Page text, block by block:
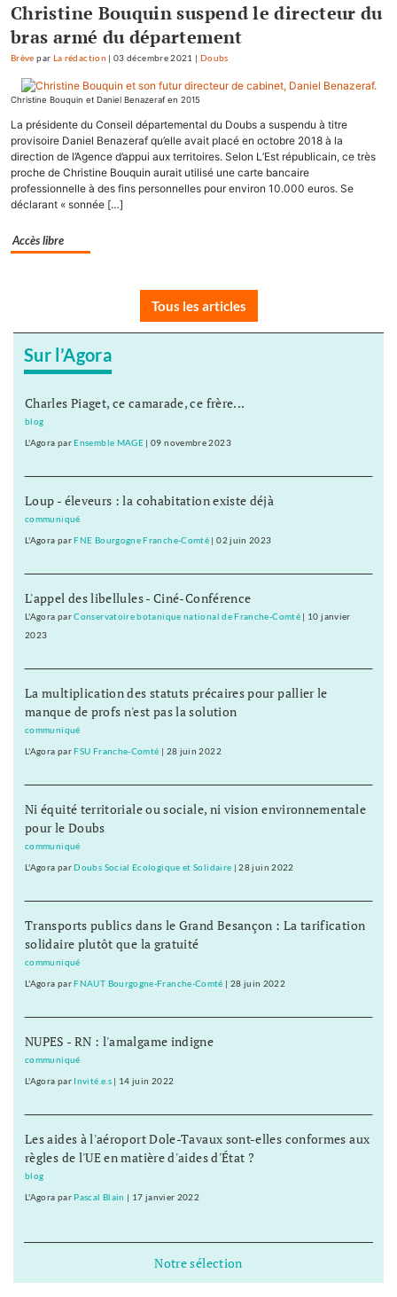
Christine Bouquin suspend le directeur du
bras armé du département
Brève par La rédaction |03 décembre 2021 | Doubs
Christine Bouquin et Daniel Benazeraf en 2015
La présidente du Conseil départemental du Doubs a suspendu à titre
provisoire Daniel Benazeraf qu’elle avait placé en octobre 2018 à la
direction de l’Agence d’appui aux territoires. Selon L’Est républicain, ce très
proche de Christine Bouquin aurait utilisé une carte bancaire
professionnelle à des fins personnelles pour environ 10.000 euros. Se
déclarant « sonnée […]
Accès libre
Tous les articles
Sur l’Agora
Charles Piaget, ce camarade, ce frère...
blog
L'Agora par Ensemble MAGE |09 novembre 2023
Loup - éleveurs : la cohabitation existe déjà
communiqué
L'Agora par FNE Bourgogne Franche-Comté |02 juin 2023
L'appel des libellules - Ciné-Conférence
L'Agora parConservatoire botanique national de Franche-Comté| 10 janvier
2023
La multiplication des statuts précaires pour pallier le
manque de profs n'est pas la solution
communiqué
L'Agora par FSU Franche-Comté 28 juin 2022
Ni équité territoriale ou sociale, ni vision environnementale
pour le Doubs
communiqué
L'Agora par Doubs Social Ecologique et Solidaire |28 juin 2022
Transports publics dans le Grand Besançon : La tarification
solidaire plutôt que la gratuité
communiqué
L'Agora par FNAUT Bourgogne-Franche-Comté 28 juin 2022
NUPES - RN : l'amalgame indigne
communiqué
L'Agora par Invité.e.s| 14 juin 2022
Les aides à l'aéroport Dole-Tavaux sont-elles conformes aux
règles de l'UE en matière d'aides d'État ?
blog
L'Agora par Pascal Blain 17 janvier 2022
Notre sélection